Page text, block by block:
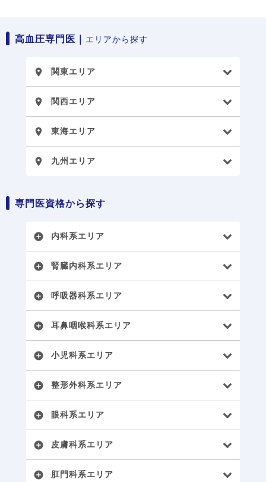
高血圧専門医｜ エリアから探す
place 関東エリア
place 関西エリア
place 東海エリア
place 九州エリア
専門医資格から探す
add_circle 内科系エリア
add_circle 腎臓内科系エリア
add_circle 呼吸器科系エリア
add_circle 耳鼻咽喉科系エリア
add_circle 小児科系エリア
add_circle 整形外科系エリア
add_circle 眼科系エリア
add_circle 皮膚科系エリア
add_circle 肛門科系エリア